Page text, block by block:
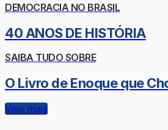
DEMOCRACIA NO BRASIL
40 ANOS DE HISTÓRIA
SAIBA TUDO SOBRE
O Livro de Enoque que
Veja mais